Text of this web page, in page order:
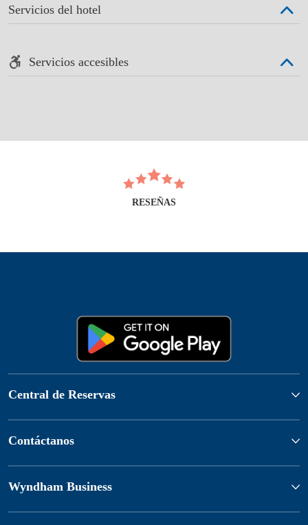
Servicios del hotel
Servicios accesibles
RESEÑAS
Central de Reservas
Contáctanos
Wyndham Business